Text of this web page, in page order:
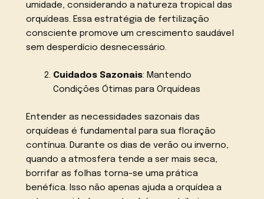
umidade, considerando a natureza tropical das
orquídeas. Essa estratégia de fertilização
consciente promove um crescimento saudável
sem desperdício desnecessário.
Cuidados Sazonais: Mantendo
Condições Ótimas para Orquídeas
Entender as necessidades sazonais das
orquídeas é fundamental para sua floração
contínua. Durante os dias de verão ou inverno,
quando a atmosfera tende a ser mais seca,
borrifar as folhas torna-se uma prática
benéfica. Isso não apenas ajuda a orquídea a